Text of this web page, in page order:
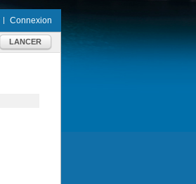
Connexion
LANCER